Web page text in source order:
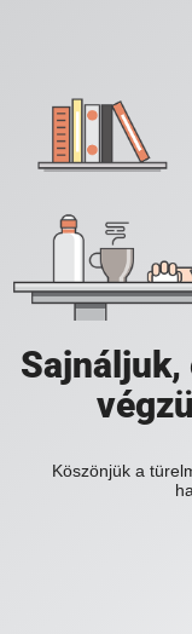
Sajnáljuk,
Köszönjük a